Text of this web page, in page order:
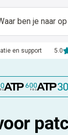
en support 5.0